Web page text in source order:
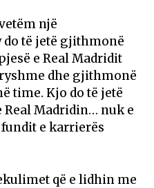
një
do të jetë gjithmonë
e Real Madridit
dhe gjithmonë
time. Kjo do të jetë
Real Madridin… nuk e
fundit e karrierës
që e lidhin me